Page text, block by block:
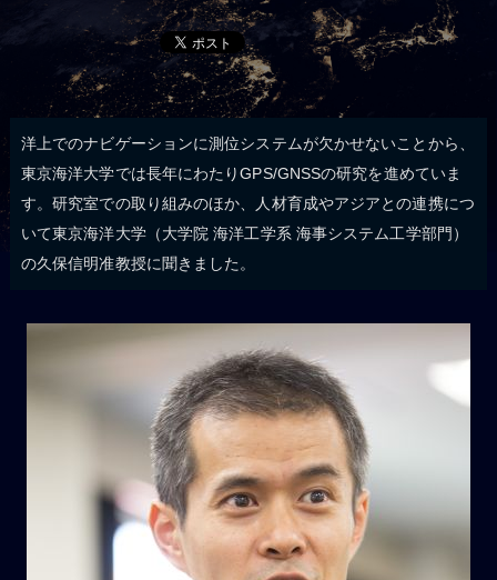
洋上でのナビゲーションに測位システムが欠かせないことから、
東京海洋大学では長年にわたりGPS/GNSSの研究を進めていま
す。研究室での取り組みのほか、人材育成やアジアとの連携につ
いて東京海洋大学（大学院 海洋工学系 海事システム工学部門）
の久保信明准教授に聞きました。